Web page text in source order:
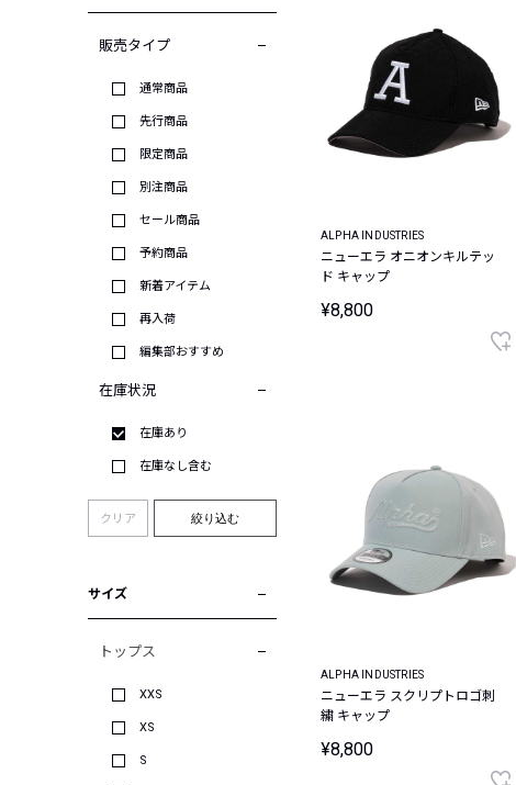
販売タイプ
通常商品
先行商品
限定商品
別注商品
セール商品
予約商品
新着アイテム
再入荷
編集部おすすめ
在庫状況
在庫あり
在庫なし含む
クリア 絞り込む
サイズ
トップス
XXS
XS
S
ALPHA INDUSTRIES
ニューエラ オニオンキルテッ
ド キャップ
¥8,800
ALPHA INDUSTRIES
ニューエラ スクリプトロゴ刺
繍 キャップ
¥8,800